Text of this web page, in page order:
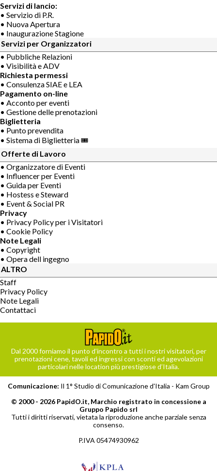
Servizi di lancio:
• Servizio di P.R.
• Nuova Apertura
• Inaugurazione Stagione
Servizi per Organizzatori
• Pubbliche Relazioni
• Visibilità e ADV
Richiesta permessi
• Consulenza SIAE e LEA
Pagamento on-line
• Acconto per eventi
• Gestione delle prenotazioni
Biglietteria
• Punto prevendita
• Sistema di Biglietteria 🎟
Offerte di Lavoro
• Organizzatore di Eventi
• Influencer per Eventi
• Guida per Eventi
• Hostess e Steward
• Event & Social PR
Privacy
• Privacy Policy per i Visitatori
• Cookie Policy
Note Legali
• Copyright
• Opera dell ingegno
ALTRO
Staff
Privacy Policy
Note Legali
Contattaci
Dal 2000 forniamo il punto d’incontro a tutti i nostri visitatori, per
prenotazioni cene, tavoli ed ingressi con sconti ed agevolazioni
particolari nelle location più prestigiose d’Italia.
Comunicazione: Il 1° Studio di Comunicazione d'Italia - Kam Group
© 2000 - 2026 PapidO.it, Marchio registrato in concessione a
Gruppo Papido srl
Tutti i diritti riservati, vietata la riproduzione anche parziale senza
consenso.
P.IVA 05474930962